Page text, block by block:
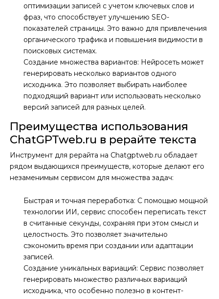
оптимизации записей с учетом ключевых слов и
фраз, что способствует улучшению SEO-
показателей страницы. Это важно для привлечения
органического трафика и повышения видимости в
поисковых системах.
Создание множества вариантов: Нейросеть может
генерировать несколько вариантов одного
исходника. Это позволяет выбирать наиболее
подходящий вариант или использовать несколько
версий записей для разных целей.
Преимущества использования
ChatGPTweb.ru в рерайте текста
Инструмент для рерайта на Chatgptweb.ru обладает
рядом выдающихся преимуществ, которые делают его
незаменимым сервисом для множества задач:
Быстрая и точная переработка: С помощью мощной
технологии ИИ, сервис способен переписать текст
в считанные секунды, сохраняя при этом смысл и
целостность. Это позволяет значительно
сэкономить время при создании или адаптации
записей.
Создание уникальных вариаций: Сервис позволяет
генерировать множество различных вариаций
исходника, что особенно полезно в контент-